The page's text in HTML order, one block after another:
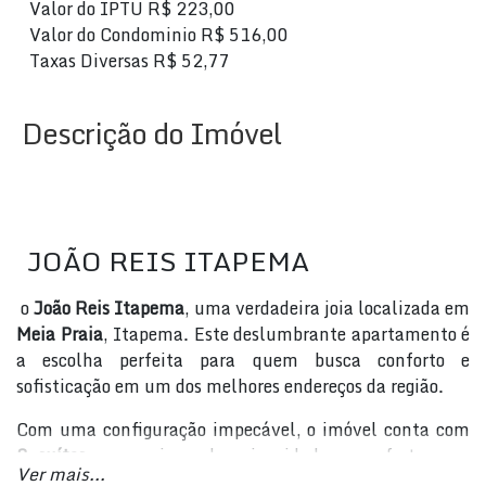
Valor do IPTU R$223,00
Valor do CondominioR$516,00
Taxas DiversasR$52,77
Descrição do Imóvel
JOÃO REIS ITAPEMA
oJoão Reis Itapema, uma verdadeira joia localizada em
Meia Praia, Itapema. Este deslumbrante apartamento é
a escolha perfeita para quem busca conforto e
sofisticação em um dos melhores endereços da região.
Com uma configuração impecável, o imóvel conta com
3 suítes
, proporcionando privacidade e conforto para
Ver mais...